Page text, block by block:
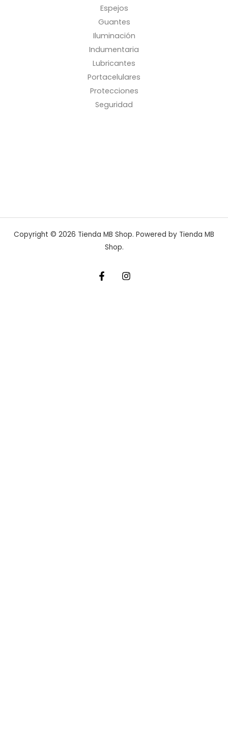
Espejos
Guantes
Iluminación
Indumentaria
Lubricantes
Portacelulares
Protecciones
Seguridad
Copyright © 2026 Tienda MB Shop. Powered by Tienda MB
Shop.